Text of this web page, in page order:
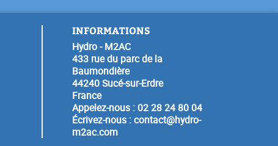
INFORMATIONS
Hydro - M2AC
433 rue du parc de la
Baumondière
44240 Sucé-sur-Erdre
France
Appelez-nous : 02 28 24 80 04
Écrivez-nous :contact@hydro-
m2ac.com